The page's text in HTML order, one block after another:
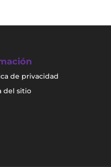
de privacidad
del sitio